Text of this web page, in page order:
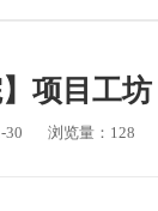
】项目工坊
30 浏览量： 128